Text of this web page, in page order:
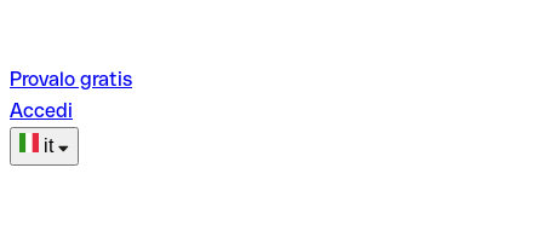
Provalo gratis
Accedi
it